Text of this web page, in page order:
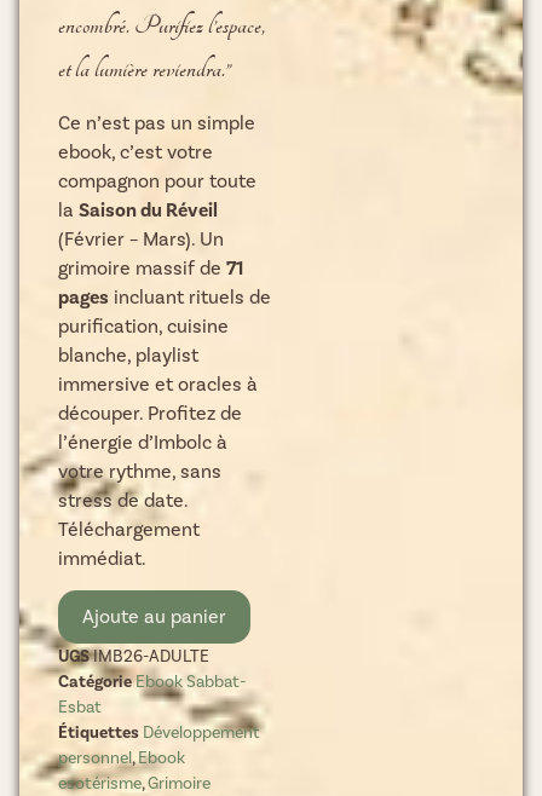
encombré. Purifiez l’espace,
et la lumière reviendra.”
Ce n’est pas un simple
ebook, c’est votre
compagnon pour toute
la Saison du Réveil
(Février – Mars). Un
grimoire massif de 71
pages incluant rituels de
purification, cuisine
blanche, playlist
immersive et oracles à
découper. Profitez de
l’énergie d’Imbolc à
votre rythme, sans
stress de date.
Téléchargement
immédiat.
Ajoute au panier
UGSIMB26-ADULTE
CatégorieEbook Sabbat-
Esbat
Étiquettes Développement
personnel,Ebook
esotérisme,Grimoire